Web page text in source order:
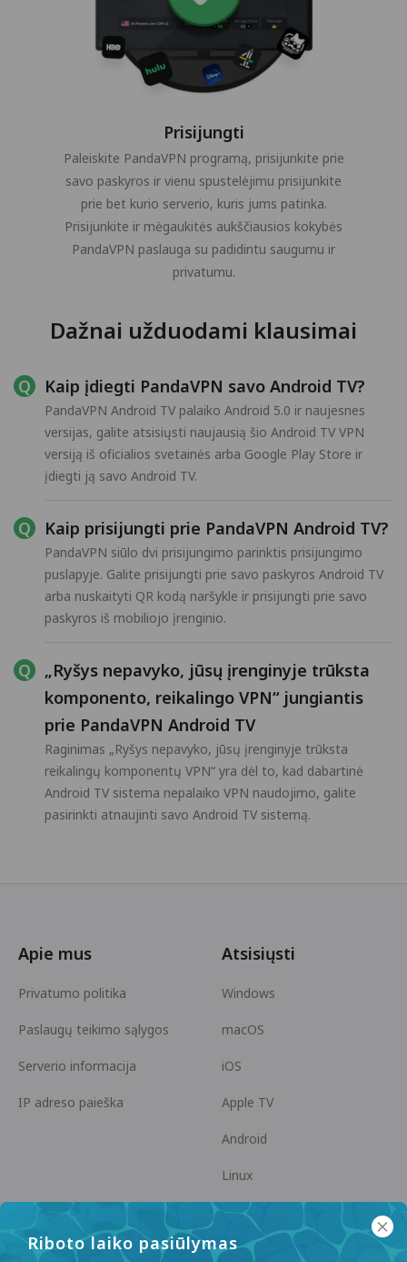
Prisijungti
Paleiskite PandaVPN programą, prisijunkite prie
savo paskyros ir vienu spustelėjimu prisijunkite
prie bet kurio serverio, kuris jums patinka.
Prisijunkite ir mėgaukitės aukščiausios kokybės
PandaVPN paslauga su padidintu saugumu ir
privatumu.
Dažnai užduodami klausimai
Kaip įdiegti PandaVPN savo Android TV?
PandaVPN Android TV palaiko Android 5.0 ir naujesnes
versijas, galite atsisiųsti naujausią šio Android TV VPN
versiją iš oficialios svetainės arba Google Play Store ir
įdiegti ją savo Android TV.
Kaip prisijungti prie PandaVPN Android TV?
PandaVPN siūlo dvi prisijungimo parinktis prisijungimo
puslapyje. Galite prisijungti prie savo paskyros Android TV
arba nuskaityti QR kodą naršykle ir prisijungti prie savo
paskyros iš mobiliojo įrenginio.
„Ryšys nepavyko, jūsų įrenginyje trūksta
komponento, reikalingo VPN“ jungiantis
prie PandaVPN Android TV
Raginimas „Ryšys nepavyko, jūsų įrenginyje trūksta
reikalingų komponentų VPN“ yra dėl to, kad dabartinė
Android TV sistema nepalaiko VPN naudojimo, galite
pasirinkti atnaujinti savo Android TV sistemą.
Riboto laiko pasiūlymas
Apie mus
Privatumo politika
Paslaugų teikimo sąlygos
Serverio informacija
IP adreso paieška
Atsisiųsti
Windows
macOS
iOS
Apple TV
Android
Linux
Android TV
Pagalbos centras Bendradarbiavimas